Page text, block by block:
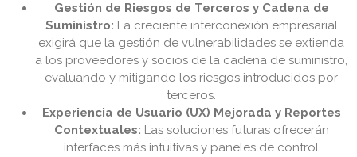
Gestión de Riesgos de Terceros y Cadena de
Suministro: La creciente interconexión empresarial
exigirá que la gestión de vulnerabilidades se extienda
a los proveedores y socios de la cadena de suministro,
evaluando y mitigando los riesgos introducidos por
terceros.
Experiencia de Usuario (UX) Mejorada y Reportes
Contextuales: Las soluciones futuras ofrecerán
interfaces más intuitivas y paneles de control